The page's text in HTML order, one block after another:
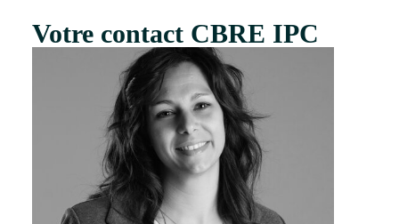
Votre contact CBRE IPC